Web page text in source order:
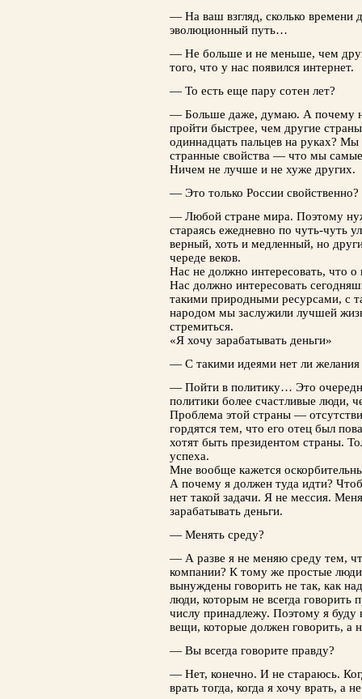
— На ваш взгляд, сколько времени
эволюционный путь…
— Не больше и не меньше, чем
того, что у нас появился интернет.
— То есть еще пару сотен лет?
— Больше даже, думаю. А почему
пройти быстрее, чем другие
одиннадцать пальцев на руках?
странные свойства — что мы
Ничем не лучше и не хуже других.
— Это только России свойственно?
— Любой стране мира. Поэтому
стараясь ежедневно по чуть-чуть
верный, хоть и медленный, но
череде веков.
Нас не должно интересовать, что о
Нас должно интересовать
такими природными ресурсами, с
народом мы заслужили лучшей
стремиться.
«Я хочу зарабатывать деньги»
— С такими идеями нет ли желания
— Пойти в политику… Это
политики более счастливые люди,
Проблема этой страны —
гордятся тем, что его отец был
хотят быть президентом страны.
успеха.
Мне вообще кажется
А почему я должен туда идти?
нет такой задачи. Я не мессия.
зарабатывать деньги.
— Менять среду?
— А разве я не меняю среду тем,
компании? К тому же простые
вынуждены говорить не так, как
люди, которым не всегда говорить
числу принадлежу. Поэтому я буду
вещи, которые должен говорить, а
— Вы всегда говорите правду?
— Нет, конечно. И не стараюсь.
врать тогда, когда я хочу врать, а